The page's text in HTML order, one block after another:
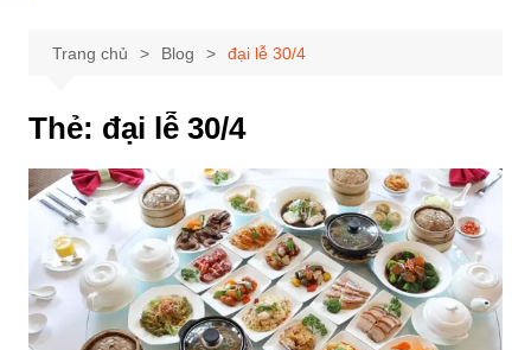
Trang chủ Blog đại lễ 30/4
Thẻ: đại lễ 30/4